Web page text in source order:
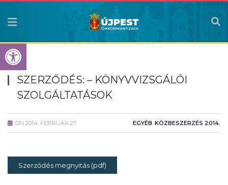
Eszköztár megnyitása
SZERZŐDÉS: – KÖNYVVIZSGÁLÓI
SZOLGÁLTATÁSOK
ON 2014. FEBRUÁR 27. EGYÉB, KÖZBESZERZÉS 2014.
Szerződés megnyitás (pdf)